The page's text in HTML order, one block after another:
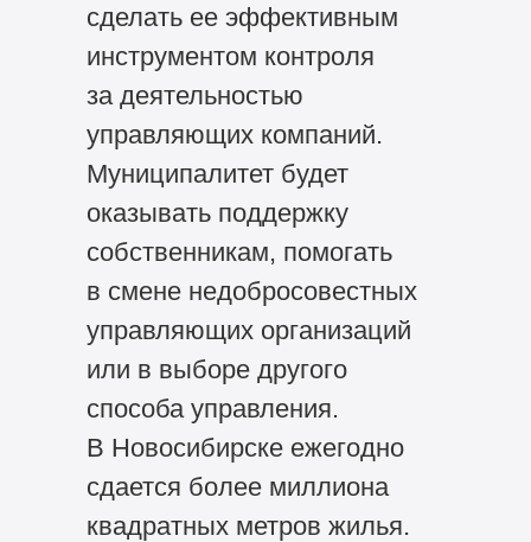
сделать ее эффективным
инструментом контроля
за деятельностью
управляющих компаний.
Муниципалитет будет
оказывать поддержку
собственникам, помогать
в смене недобросовестных
управляющих организаций
или в выборе другого
способа управления.
В Новосибирске ежегодно
сдается более миллиона
квадратных метров жилья.